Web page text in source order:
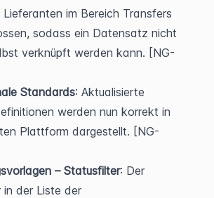
im Bereich Transfers
sodass ein Datensatz nicht
verknüpft werden kann. [NG-
Standards: Aktualisierte
werden nun korrekt in
Plattform dargestellt. [NG-
– Statusfilter: Der
der Liste der